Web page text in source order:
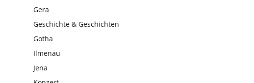
Gera
Geschichte & Geschichten
Gotha
Ilmenau
Jena